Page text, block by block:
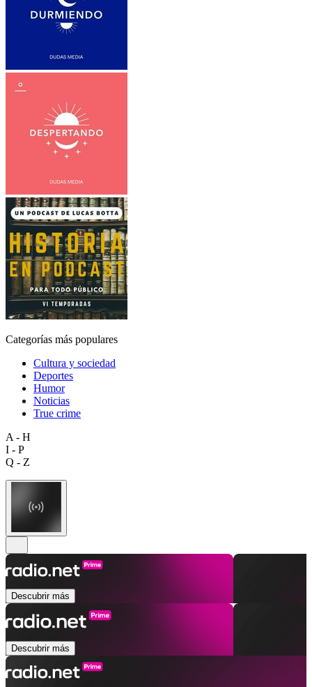
Categorías más populares
Cultura y sociedad
Deportes
Humor
Noticias
True crime
A - H
I - P
Q - Z
Descubrir más
Descubrir más